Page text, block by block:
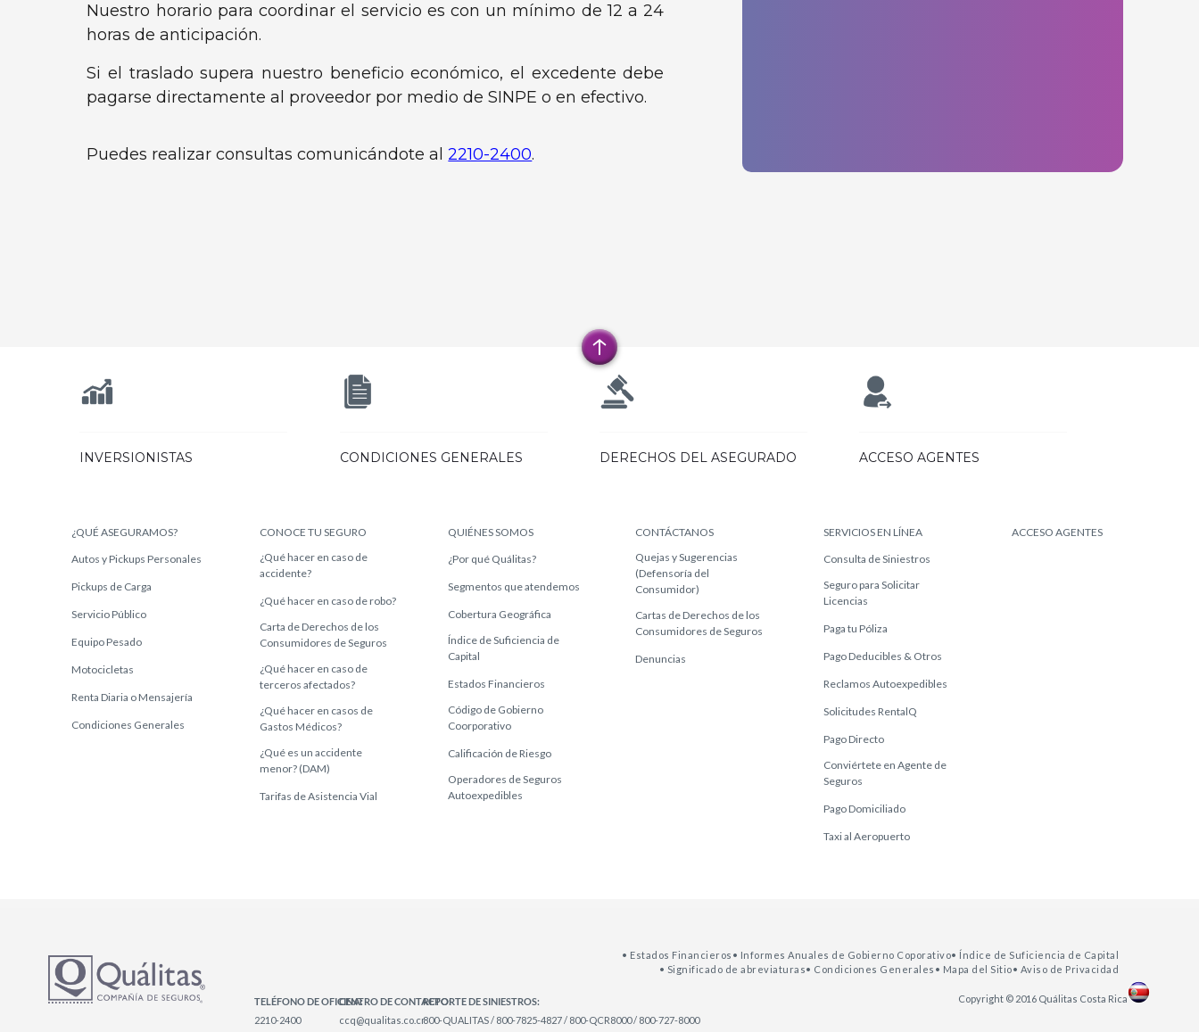
Nuestro horario para coordinar el servicio es con un mínimo de 12 a 24
horas de anticipación.
Si el traslado supera nuestro beneficio económico, el excedente debe
pagarse directamente al proveedor por medio de SINPE o en efectivo.
Puedes realizar consultas comunicándote al2210-2400.
INVERSIONISTAS CONDICIONES GENERALES DERECHOS DEL ASEGURADO ACCESO AGENTES
¿QUÉ ASEGURAMOS?
Autos y Pickups Personales
Pickups de Carga
Servicio Público
Equipo Pesado
Motocicletas
Renta Diaria o Mensajería
Condiciones Generales
CONOCE TU SEGURO
¿Qué hacer en caso de
accidente?
¿Qué hacer en caso de robo?
Carta de Derechos de los
Consumidores de Seguros
¿Qué hacer en caso de
terceros afectados?
¿Qué hacer en casos de
Gastos Médicos?
¿Qué es un accidente
menor? (DAM)
Tarifas de Asistencia Vial
QUIÉNES SOMOS
¿Por qué Quálitas?
Segmentos que atendemos
Cobertura Geográfica
Índice de Suficiencia de
Capital
Estados Financieros
Código de Gobierno
Coorporativo
Calificación de Riesgo
Operadores de Seguros
Autoexpedibles
CONTÁCTANOS
Quejas y Sugerencias
(Defensoría del
Consumidor)
Cartas de Derechos de los
Consumidores de Seguros
Denuncias
SERVICIOS EN LÍNEA
Consulta de Siniestros
Seguro para Solicitar
Licencias
Paga tu Póliza
Pago Deducibles & Otros
Reclamos Autoexpedibles
Solicitudes RentalQ
Pago Directo
Conviértete en Agente de
Seguros
Pago Domiciliado
Taxi al Aeropuerto
ACCESO AGENTES
TELÉFONO DE OFICINA:
2210-2400
CENTRO DE CONTACTO:
ccq@qualitas.co.cr
REPORTE DE SINIESTROS:
800-QUALITAS / 800-7825-4827 / 800-QCR8000 / 800-727-8000
• Estados Financieros • Informes Anuales de Gobierno Coporativo• Índice de Suficiencia de Capital
• Significado de abreviaturas• Condiciones Generales • Mapa del Sitio• Aviso de Privacidad
Copyright © 2016 Quálitas Costa Rica